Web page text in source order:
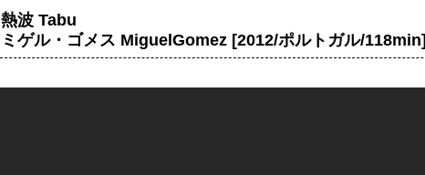
熱波 Tabu
ミゲル・ゴメス MiguelGomez [2012/ポルトガル/118min]